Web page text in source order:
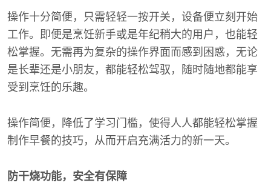
操作十分简便，只需轻轻一按开关，设备便立刻开始
工作。即便是烹饪新手或是年纪稍大的用户，也能轻
松掌握。无需再为复杂的操作界面而感到困惑，无论
是长辈还是小朋友，都能轻松驾驭，随时随地都能享
受到烹饪的乐趣。
操作简便，降低了学习门槛，使得人人都能轻松掌握
制作早餐的技巧，从而开启充满活力的新一天。
防干烧功能，安全有保障